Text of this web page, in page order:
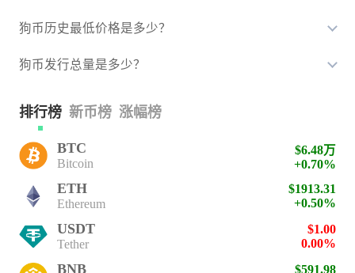
狗币历史最低价格是多少？
狗币发行总量是多少？
排行榜 新币榜 涨幅榜
BTC
Bitcoin
$6.48万
+0.70%
ETH
Ethereum
$1913.31
+0.50%
USDT
Tether
$1.00
0.00%
BNB $591.98